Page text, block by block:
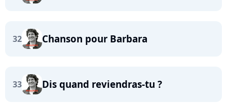
32 Chanson pour Barbara
33 Dis quand reviendras-tu ?